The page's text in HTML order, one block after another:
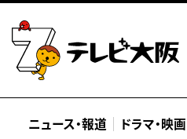
ニュース・報道 ドラマ・映画